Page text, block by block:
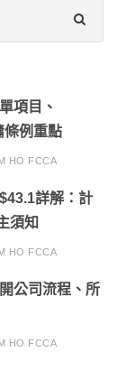
項目、
條例重點
HO FCCA
詳解：計
須知
HO FCCA
公司流程、所
HO FCCA